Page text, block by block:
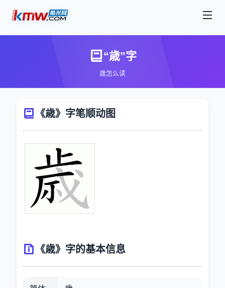
“歳”字
歳怎么读
《歳》字笔顺动图
《歳》字的基本信息